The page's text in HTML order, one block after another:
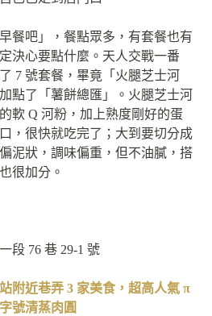
餐吧」，餐點眾多，有套餐也有
決心要點什麼。天人交戰一番
7 號套餐，畢竟「火腿芝士河
點了「薯餅總匯」。火腿芝士河
軟 Q 河粉，加上熟度剛好的蛋
，很快就吃完了；大到要切分成
泥狀，調味偏重，但不油膩，搭
很加分。
段 76 巷 29-1 號
附近巷弄 3 家美食，超高人氣 π
號清蒸肉圓